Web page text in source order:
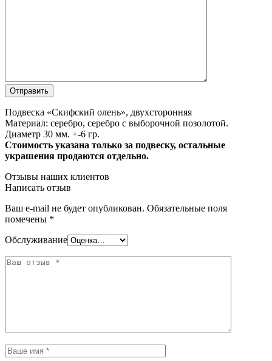
Подвеска «Скифский олень», двухсторонняя
Материал: серебро, серебро с выборочной позолотой.
Диаметр 30 мм. +-6 гр.
Стоимость указана только за подвеску, остальные
украшения продаются отдельно.
Отзывы наших клиентов
Написать отзыв
Ваш e-mail не будет опубликован. Обязательные поля
помечены *
Обслуживание